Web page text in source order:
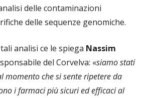
delle contaminazioni
delle sequenze genomiche.
analisi ce le spiega Nassim
del Corvelva: «siamo stati
momento che si sente ripetere da
i farmaci più sicuri ed efficaci al